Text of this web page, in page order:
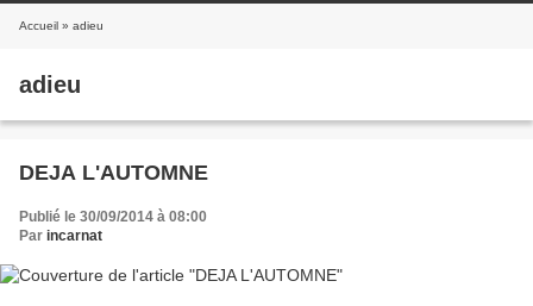
Accueil » adieu
adieu
DEJA L'AUTOMNE
Publié le 30/09/2014 à 08:00
Par incarnat